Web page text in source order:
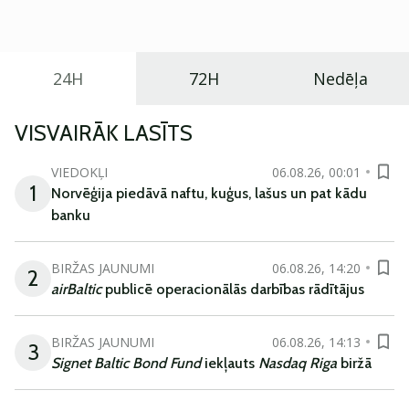
24H 72H Nedēļa
VISVAIRĀK LASĪTS
1
VIEDOKĻI
06.08.26, 00:01
Norvēģija piedāvā naftu, kuģus, lašus un pat kādu
banku
2 BIRŽAS JAUNUMI
06.08.26, 14:20
airBalticpublicē operacionālās darbības rādītājus
3 BIRŽAS JAUNUMI
06.08.26, 14:13
Signet Baltic Bond Fundiekļauts Nasdaq Riga biržā